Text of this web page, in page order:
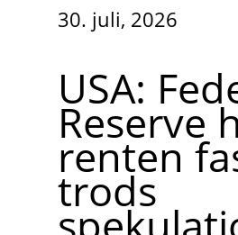
30. juli, 2026
USA:
Reserve
renten
trods